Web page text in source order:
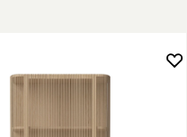
ett
och